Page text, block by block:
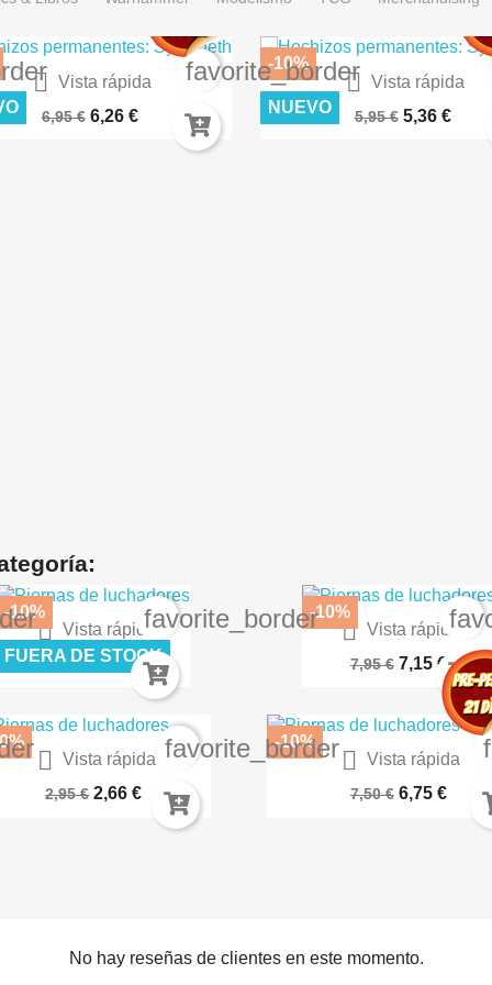
 Vista rápida
LUNAR – TERRENOS...
6,95 € 6,26 €
favorite_border
 Vista rápida
CÉSPED FLOCK 2MM SECO
5,95 € 5,36 €
-10%
NUEVO
 Vista rápida
Negro 70.602
2,70 € 2,43 €
-10%
FUERA DE STOCK
favorite_border  Vista rápida
Troqueladora De TEJAS...
7,95 € 7,15 €
-10%
 Vista rápida
BLUE QUICK GEN AK17024
2,95 € 2,66 €
favorite_border Vista rápida
SPRAY IMPRIMACIÓN FINA
7,50 € 6,75 €
-10%
No hay reseñas de clientes en este momento.